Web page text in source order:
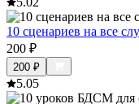
10 сценариев на все
200 ₽
200 ₽
5.05